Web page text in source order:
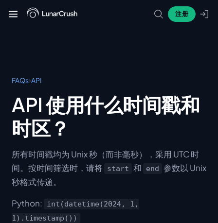
注册
FAQs›API
API 使用什么时间戳和
时区？
所有时间戳均为 Unix 秒（而非毫秒），采用 UTC 时
间。按时间筛选时，请将 start 和 end 参数以 Unix
秒格式传递。
Python:
int(datetime(2024, 1,
1).timestamp())